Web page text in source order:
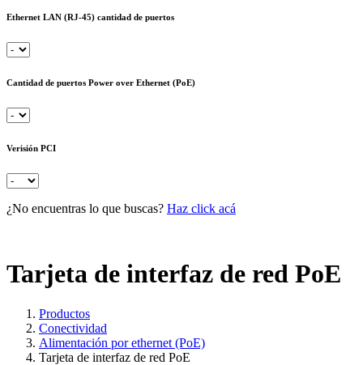
Ethernet LAN (RJ-45) cantidad de puertos
Cantidad de puertos Power over Ethernet (PoE)
Verisión PCI
¿No encuentras lo que buscas? Haz click acá
Tarjeta de interfaz de red PoE
Productos
Conectividad
Alimentación por ethernet (PoE)
Tarjeta de interfaz de red PoE